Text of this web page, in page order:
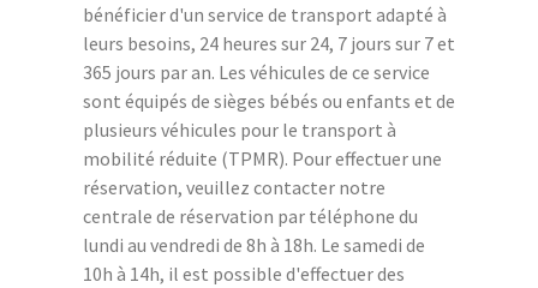
bénéficier d'un service de transport adapté à
leurs besoins, 24 heures sur 24, 7 jours sur 7 et
365 jours par an. Les véhicules de ce service
sont équipés de sièges bébés ou enfants et de
plusieurs véhicules pour le transport à
mobilité réduite (TPMR). Pour effectuer une
réservation, veuillez contacter notre
centrale de réservation par téléphone du
lundi au vendredi de 8h à 18h. Le samedi de
10h à 14h, il est possible d'effectuer des